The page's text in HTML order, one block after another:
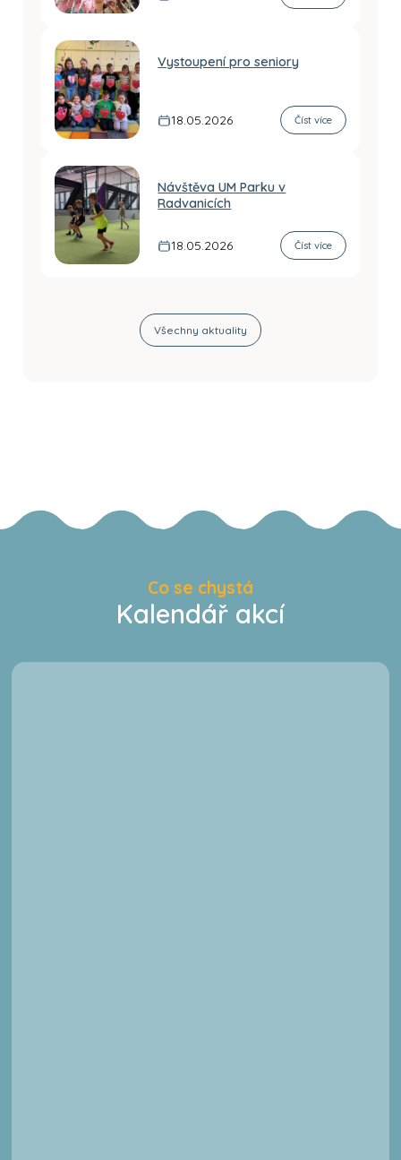
Vystoupení pro seniory
18.05.2026 Číst více
Návštěva UM Parku v
Radvanicích
18.05.2026 Číst více
Všechny aktuality
Co se chystá
Kalendář akcí